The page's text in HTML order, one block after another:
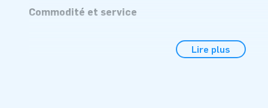
Commodité et service
parcours est composé de deux parties afin de faciliter la
Lire plus